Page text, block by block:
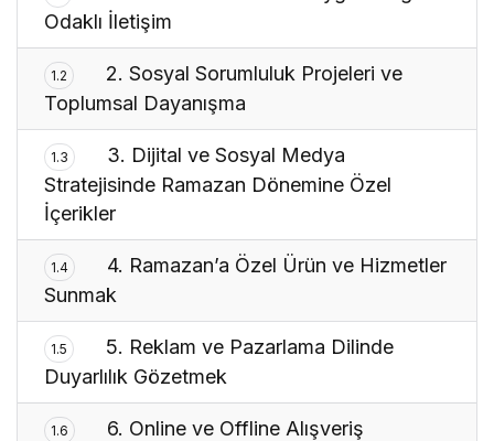
Odaklı İletişim
1.2
2. Sosyal Sorumluluk Projeleri ve
Toplumsal Dayanışma
1.3
3. Dijital ve Sosyal Medya
Stratejisinde Ramazan Dönemine Özel
İçerikler
1.4
4. Ramazan’a Özel Ürün ve Hizmetler
Sunmak
1.5
5. Reklam ve Pazarlama Dilinde
Duyarlılık Gözetmek
1.6
6. Online ve Offline Alışveriş